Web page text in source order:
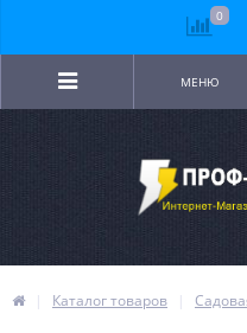
МЕНЮ
Каталог товаров
0